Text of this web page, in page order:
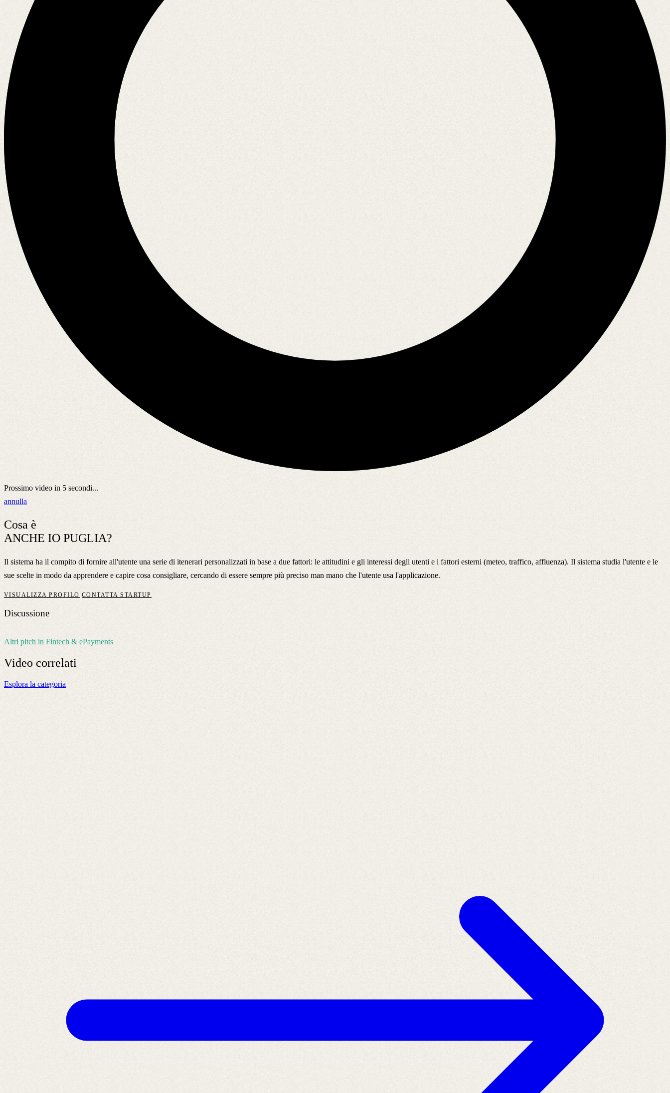
Prossimo video in 5 secondi...
annulla
Cosa è
ANCHE IO PUGLIA?
Il sistema ha il compito di fornire all'utente una serie di itenerari personalizzati in base a due fattori: le attitudini e gli interessi degli utenti e i fattori esterni (meteo, traffico, affluenza). Il sistema studia l'utente e le
sue scelte in modo da apprendere e capire cosa consigliare, cercando di essere sempre più preciso man mano che l'utente usa l'applicazione.
VISUALIZZA PROFILO CONTATTA STARTUP
Discussione
Altri pitch in Fintech & ePayments
Video correlati
Esplora la categoria